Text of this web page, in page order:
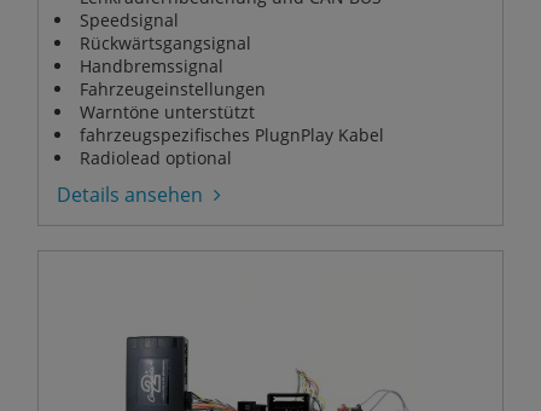
Speedsignal
Rückwärtsgangsignal
Handbremssignal
Fahrzeugeinstellungen
Warntöne unterstützt
fahrzeugspezifisches PlugnPlay Kabel
Radiolead optional
Details ansehen